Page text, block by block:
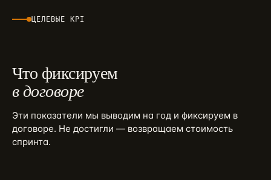
ЦЕЛЕВЫЕ KPI
Что фиксируем
в договоре
Эти показатели мы выводим на год и фиксируем в
договоре. Не достигли — возвращаем стоимость
спринта.